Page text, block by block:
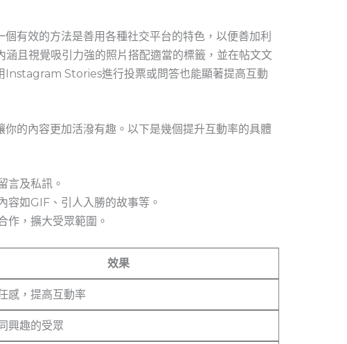
有效的方法是善用各種社交平台的特色，以便善加利
且視覺吸引力強的照片搭配適當的標籤，並在帖文文
Instagram Stories進行投票或問答也能顯著提高互動
的內容更加活潑有趣。以下是幾個提升互動率的具體
言及私訊。
容如GIF、引人入勝的故事等。
作，擴大受眾範圍。
效果
感，提高互動率
興趣的受眾